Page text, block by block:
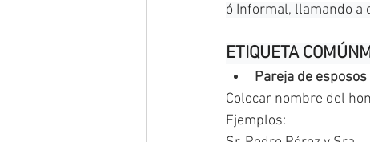
ó Informal, llamando a
ETIQUETA
Pareja de
Colocar nombre del
Ejemplos: